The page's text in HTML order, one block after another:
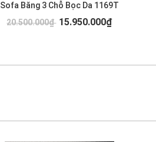
Sofa Băng 3 Chỗ Bọc Da 1169T
20.500.000₫ 15.950.000₫